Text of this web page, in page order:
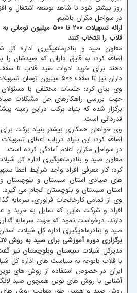
روز بیشتر شود تا شاهد توسعه اشتغال و
در سواحل مکران باشیم.
ارائه تسهیلات ۲۰۰ تا ۵۰۰
قلاب را انتخاب کنند
معاون صید و بنادرماهیگیری اداره کل
اضافه کرد: به قایق دارانی که صیدشان
داران نیز تا سقف ۵۰۰ میلیون تومان تسهیلات اعطا می شود.
وی بیان کرد: جلسات مختلفی با
جهت بررسی راهکارهای حل مشکلات
برگزار شده که بنیاد برکت دراین زمینه
قدردانی است.
وی خواهان همکاری بیشتر بنیاد برکت برای
اضافه کرد: این بنیاد درباب اعطای
در سواحل مکران اعلام آمادگی کرده است.
معاون صید و بنادرماهیگیری اداره کل
کرد: کار معرفی افراد واجد شرایط اعطا
های صیادی استان سیستان و بلوچستان و
استان سیستان و بلوچستان انجام می گیرد.
وی از تمامی کارخانجات فراوری،
افراد و شرکت هایی که تمایل به خرید و
دارند، درخواست نمود که جهت سرمایه
صید و بنادرماهیگیری اداره کل شیلات
برگزاری دوره آموزشی برای صید به روش
مدیرکل شیلات سیستان وبلوچستان نیز
با قلاب باتوجه به سیاست های اداره کل
ایران در خصوص استفاده از روش های
آشنایی با روش های نوین همچون صید
روش صید و همین طور معایب روش های